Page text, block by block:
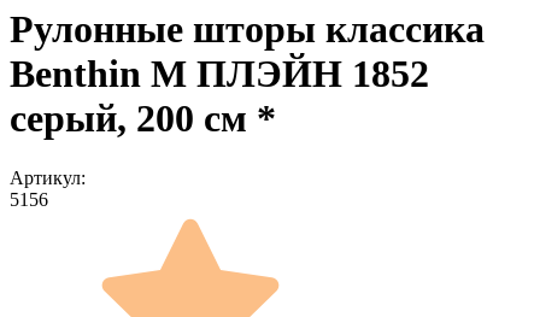
Рулонные шторы классика
Benthin M ПЛЭЙН 1852
серый, 200 см *
Артикул:
5156